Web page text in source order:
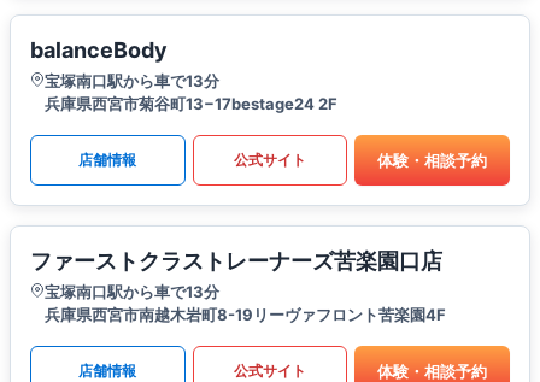
balanceBody
宝塚南口駅から車で13分
兵庫県西宮市菊谷町13−17bestage24 2F
店舗情報 公式サイト 体験・相談予約
ファーストクラストレーナーズ苦楽園口店
宝塚南口駅から車で13分
兵庫県西宮市南越木岩町8-19リーヴァフロント苦楽園4F
店舗情報 公式サイト 体験・相談予約